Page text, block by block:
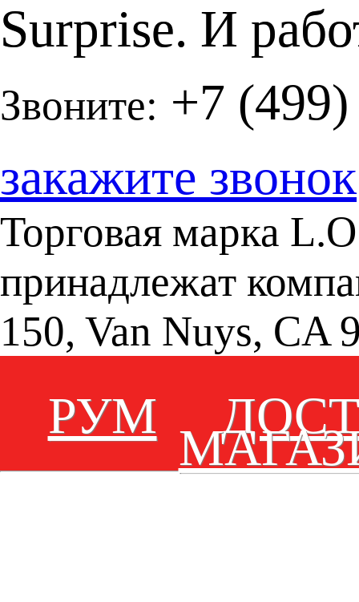
Surprise. И
Звоните: +7
закажите звонок
Торговая марка
принадлежат
150, Van Nuys, CA
РУМ